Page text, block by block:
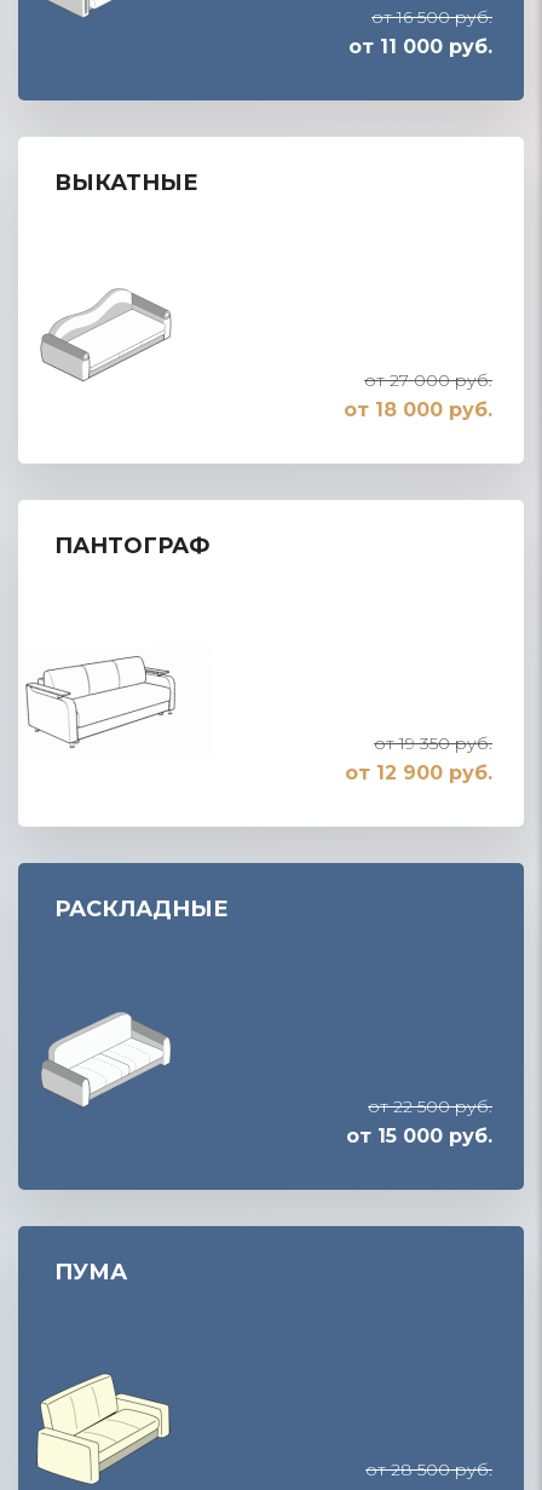
от 16 500 руб.
от 11 000 руб.
ВЫКАТНЫЕ
от 27 000 руб.
от 18 000 руб.
ПАНТОГРАФ
от 19 350 руб.
от 12 900 руб.
РАСКЛАДНЫЕ
от 22 500 руб.
от 15 000 руб.
ПУМА
от 28 500 руб.